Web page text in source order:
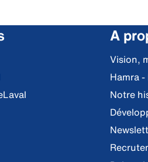
A
Vision,
Hamra
Notre